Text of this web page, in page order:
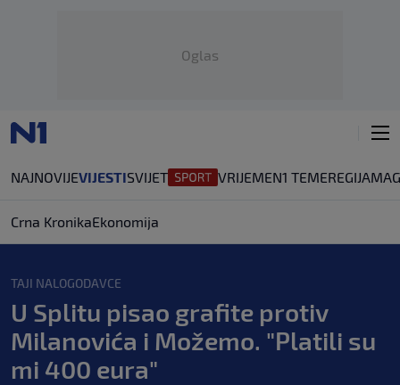
Oglas
NAJNOVIJEVIJESTISVIJET VRIJEMEN1 TEMEREGIJA
Crna KronikaEkonomija
TAJI NALOGODAVCE
U Splitu pisao grafite protiv
Milanovića i Možemo. "Platili su
mi 400 eura"